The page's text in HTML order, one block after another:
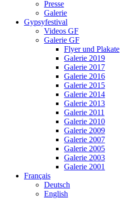
Presse
Galerie
Gypsyfestival
Videos GF
Galerie GF
Flyer und Plakate
Galerie 2019
Galerie 2017
Galerie 2016
Galerie 2015
Galerie 2014
Galerie 2013
Galerie 2011
Galerie 2010
Galerie 2009
Galerie 2007
Galerie 2005
Galerie 2003
Galerie 2001
Français
Deutsch
English